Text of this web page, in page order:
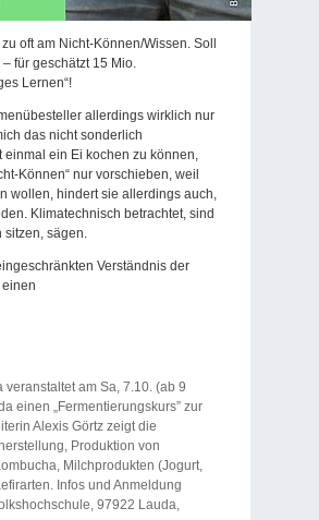
oft am Nicht-Können/Wissen. Soll
für geschätzt 15 Mio.
Lernen“!
allerdings wirklich nur
das nicht sonderlich
ein Ei kochen zu können,
Können“ nur vorschieben, weil
wollen, hindert sie allerdings auch,
Klimatechnisch betrachtet, sind
sitzen, sägen.
Verständnis der
am Sa, 7.10. (ab 9
einen „Fermentierungskurs” zur
Alexis Görtz zeigt die
Produktion von
Milchprodukten (Jogurt,
Infos und Anmeldung
97922 Lauda,